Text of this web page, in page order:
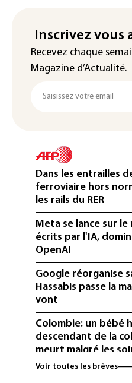
Inscrivez vous
Recevez chaque
Magazine d’Actualité.
Dans les entrailles
ferroviaire hors
les rails du RER
Meta se lance sur le
écrits par l'IA,
OpenAI
Google réorganise
Hassabis passe la
vont
Colombie: un bébé
descendant de la
meurt malgré les
Éclipse: une baisse
Voir toutes les brèves